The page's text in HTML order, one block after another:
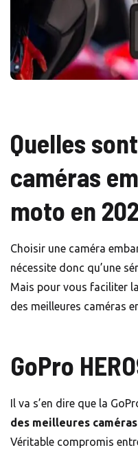
Quelles
caméras
moto en
Choisir une caméra
nécessite donc qu’une
Mais pour vous faciliter
des meilleures caméras
GoPro
Il va s’en dire que la
des meilleures
Véritable compromis